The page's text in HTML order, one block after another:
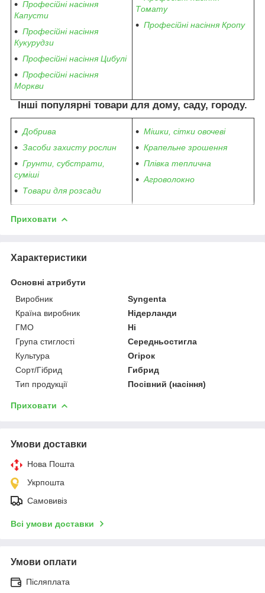
Професійні насіння
Капусти
Професійні насіння
Кукурудзи
Професійні насіння Цибулі
Професійні насіння
Моркви
Томату
Професійні насіння Кропу
Інші популярні товари для дому, саду, городу.
Добрива
Засоби захисту рослин
Грунти, субстрати,
суміші
Товари для розсади
Мішки, сітки овочеві
Крапельне зрошення
Плівка теплична
Агроволокно
Приховати
Характеристики
Основні атрибути
Виробник
Syngenta
Країна виробник
Нідерланди
ГМО
Ні
Група стиглості
Середньостигла
Культура
Огірок
Сорт/Гібрид
Гибрид
Тип продукції
Посівний (насіння)
Приховати
Умови доставки
Нова Пошта
Укрпошта
Самовивіз
Всі умови доставки
Умови оплати
Післяплата